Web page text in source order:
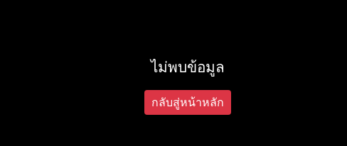
ไม่พบข้อมูล
กลับสู่หน้าหลัก